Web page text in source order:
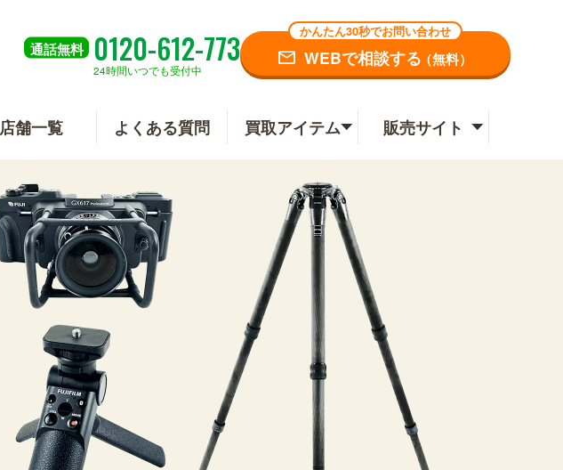
通話無料 0120-612-773
24時間いつでも受付中
かんたん30秒でお問い合わせ
WEBで相談する（無料）
店舗一覧 よくある質問 買取アイテム 販売サイト